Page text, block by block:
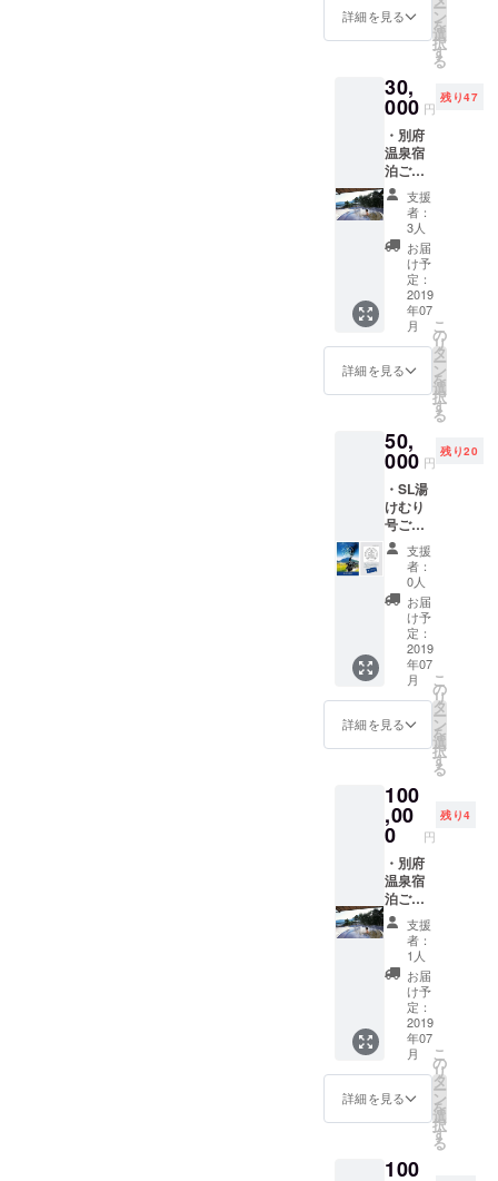
酒蔵と
コラボ
した日
焼酎の
セット
と、 SL
湯けむ
り号か
ら、大
分県内
を走っ
ていた
現役時
代の写
真入りT
シャツ
です。
詳細を見る ー
ン
を
選
択
す
る
30,
000 円
残り47
・別府
温泉宿
泊ご招
待 ・オ
リジナ
ルTシャ
ツ 1枚
おんせ
ん県お
おいた
を満喫
できる
温泉宿
の宿泊
と、 大
分県内
ていた
SLの現
役時代
の写真
入りT
シャツ
です。
宿泊
日：平
日利用
のみ 有
効期
間：発
券から1
年間有
効 人
数：50
記の宿
に受付
順の割
り当て
となり
ます
ゆわ
いの宿
竹之
井 10
べっ
ぷ好
楽
20
名
なぎ
支援
者：
3人
お届
け予
定：
2019
年07
月
詳細を見る
こ
の
リ
タ
ー
ン
を
選
択
す
る
50,
000 円
残り20
・SL湯
けむり
号ご招
待 日田
～別府
・特別
記念品
（高級
ピン
バッジ
2個セッ
ト、T
シャ
ツ） 高
級いぶ
し銀の
ナルピ
ンバッ
ジと、
SL湯け
むり号
から、
大分県
内を
走って
いた現
役時代
の写真
入りT
シャツ
です。
支援
者：
0人
お届
け予
定：
2019
年07
月
詳細を見る
こ
の
リ
タ
ー
ン
を
選
択
す
る
100
,00
0 円
残り4
・別府
温泉宿
泊ご招
待 ・SL
湯けむ
り号ご
招待 日
田～別
府 ・別
府特別
記念品
（湯け
むりブ
ランド
日本
酒・焼
ト、高
支援
者：
1人
お届
け予
定：
2019
年07
月
詳細を見る
こ
の
リ
タ
ー
ン
を
選
択
す
る
100